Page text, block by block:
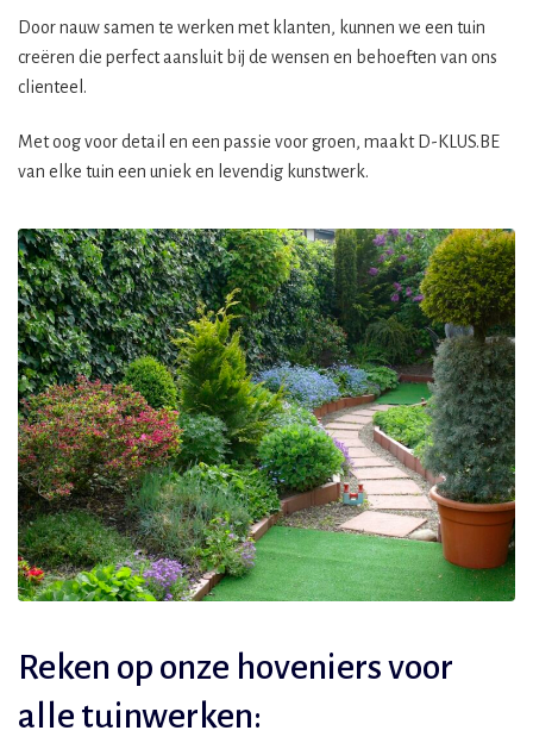
Door nauw samen te werken met klanten, kunnen we een tuin
creëren die perfect aansluit bij de wensen en behoeften van ons
clienteel.
Met oog voor detail en een passie voor groen, maakt D-KLUS.BE
van elke tuin een uniek en levendig kunstwerk.
Reken op onze hoveniers voor
alle tuinwerken: